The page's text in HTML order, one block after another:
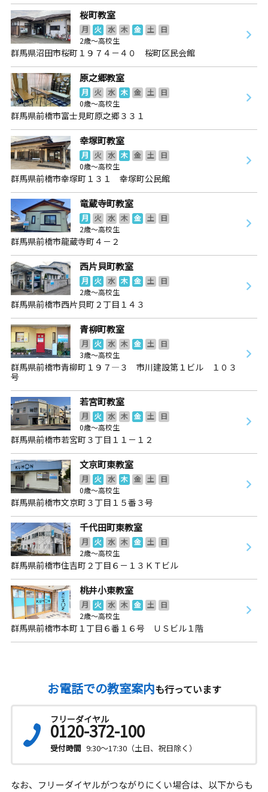
桜町教室
月 火 水 木 金 土
日
2歳～高校生
群馬県沼田市桜町１９７４－４０ 桜町区民会館
原之郷教室
月 火 水 木 金 土
日
0歳～高校生
群馬県前橋市富士見町原之郷３３１
幸塚町教室
月 火 水 木 金 土
日
0歳～高校生
群馬県前橋市幸塚町１３１ 幸塚町公民館
竜蔵寺町教室
月 火 水 木 金 土
日
2歳～高校生
群馬県前橋市龍蔵寺町４－２
西片貝町教室
月 火 水 木 金 土
日
2歳～高校生
群馬県前橋市西片貝町２丁目１４３
青柳町教室
月 火 水 木 金 土
日
3歳～高校生
群馬県前橋市青柳町１９７―３ 市川建設第１ビル １０３
号
若宮町教室
月 火 水 木 金 土
日
0歳～高校生
群馬県前橋市若宮町３丁目１１－１２
文京町東教室
月 火 水 木 金 土
日
0歳～高校生
群馬県前橋市文京町３丁目１５番３号
千代田町東教室
月 火 水 木 金 土
日
2歳～高校生
群馬県前橋市住吉町２丁目６－１３ＫＴビル
桃井小東教室
月 火 水 木 金 土
日
2歳～高校生
群馬県前橋市本町１丁目６番１６号 ＵＳビル１階
お電話での教室案内も行っています
フリーダイヤル
0120-372-100
受付時間 9:30～17:30（土日、祝日除く）
なお、フリーダイヤルがつながりにくい場合は、以下からも